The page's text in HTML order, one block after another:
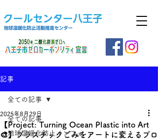
記事
全ての記事
地球温暖化防止インフォ
全ての記事
【Project: Turning Ocean Plastic into Art
🎨】プラスチックごみをアートに変えるプロ
2025年8月29日